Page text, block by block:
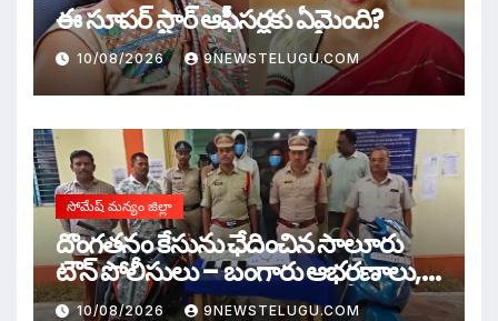
ఈ సూపర్ స్టార్ ఆఫీసర్లకు ఏమైంది?
10/08/2026 9NEWSTELUGU.COM
సోమేష్ మన్యం జిల్లా
దొంగతనం కేసును ఛేదించిన సాలూరు
టౌన్ పోలీసులు – బంగారు ఆభరణాలు,
వాహనాలు, మొబైల్ ఫోన్లు స్వాధీనం
10/08/2026 9NEWSTELUGU.COM